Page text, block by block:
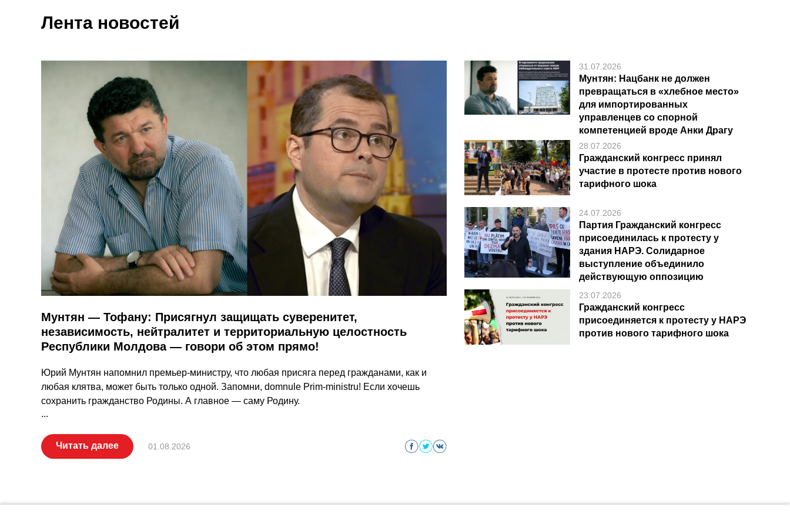
Лента новостей
Мунтян — Тофану: Присягнул защищать суверенитет,
независимость, нейтралитет и территориальную целостность
Республики Молдова — говори об этом прямо!
Юрий Мунтян напомнил премьер-министру, что любая присяга перед гражданами, как и
любая клятва, может быть только одной. Запомни, domnule Prim-ministru! Если хочешь
сохранить гражданство Родины. А главное — саму Родину.
...
Читать далее 01.08.2026
31.07.2026
Мунтян: Нацбанк не должен
превращаться в «хлебное место»
для импортированных
управленцев со спорной
компетенцией вроде Анки Драгу
28.07.2026
Гражданский конгресс принял
участие в протесте против нового
тарифного шока
24.07.2026
Партия Гражданский конгресс
присоединилась к протесту у
здания НАРЭ. Солидарное
выступление объединило
действующую оппозицию
23.07.2026
Гражданский конгресс
присоединяется к протесту у НАРЭ
против нового тарифного шока